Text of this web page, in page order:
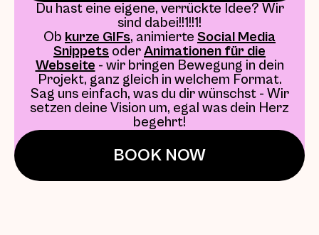
Du hast eine eigene, verrückte Idee? Wir
sind dabei!!1!!1!
Ob kurze GIFs, animierte Social Media
Snippets oderAnimationen für die
Webseite - wir bringen Bewegung in dein
Projekt, ganz gleich in welchem Format.
Sag uns einfach, was du dir wünschst - Wir
setzen deine Vision um, egal was dein Herz
begehrt!
BOOK NOW